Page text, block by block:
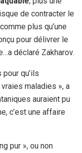
de contracter le
plus qu’une
pour délivrer le
déclaré Zakharov.
qu’ils
maladies », a
auraient pu
c’est une affaire
pur », ou non